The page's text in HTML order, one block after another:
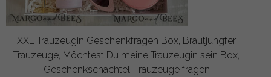
XXL Trauzeugin Geschenkfragen Box, Brautjungfer
Trauzeuge, Möchtest Du meine Trauzeugin sein Box,
Geschenkschachtel, Trauzeuge fragen